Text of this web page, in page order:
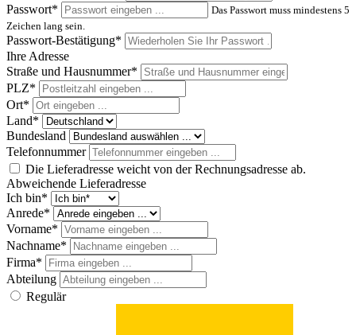
Passwort*
Das Passwort muss mindestens 5
Zeichen lang sein.
Passwort-Bestätigung*
Ihre Adresse
Straße und Hausnummer*
PLZ*
Ort*
Land*
Bundesland
Telefonnummer
Die Lieferadresse weicht von der Rechnungsadresse ab.
Abweichende Lieferadresse
Ich bin*
Anrede*
Vorname*
Nachname*
Firma*
Abteilung
Regulär